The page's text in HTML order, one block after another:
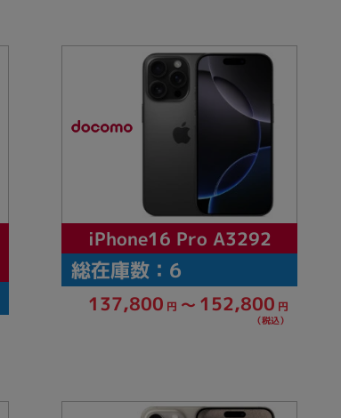
iPhone16 Pro A3292
総在庫数：6
137,800 円 ～ 152,800 円
（税込）